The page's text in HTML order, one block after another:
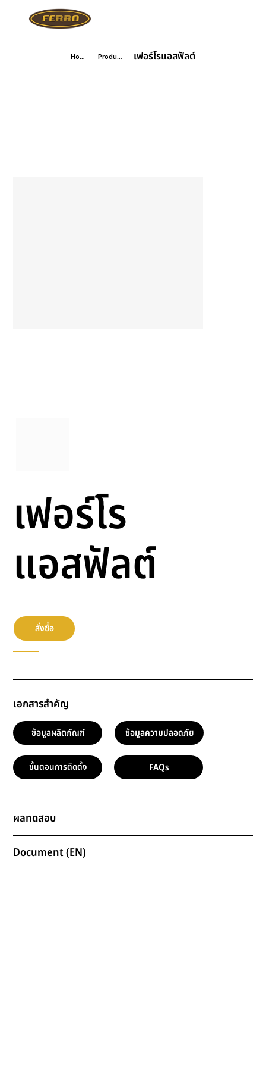
Home Products เฟอร์โรแอสฟัลต์
เฟอร์โร
แอสฟัลต์
สั่งซื้อ
เอกสารสำคัญ
ข้อมูลผลิตภัณฑ์ ข้อมูลความปลอดภัย
ขั้นตอนการติดตั้ง FAQs
ผลทดสอบ
Document (EN)